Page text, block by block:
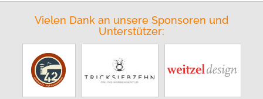
Vielen Dank an unsere Sponsoren und
Unterstützer: